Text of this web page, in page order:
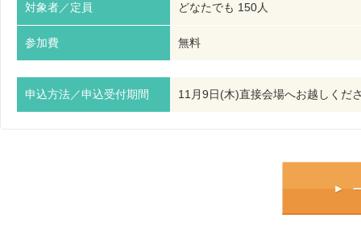
対象者／定員 どなたでも 150人
参加費 無料
申込方法／申込受付期間 11月9日(木)直接会場へお越しくだ